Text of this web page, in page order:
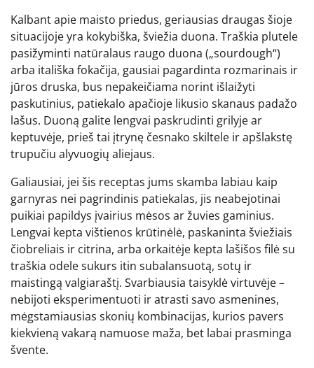
Kalbant apie maisto priedus, geriausias draugas šioje
situacijoje yra kokybiška, šviežia duona. Traškia plutele
pasižyminti natūralaus raugo duona („sourdough“)
arba itališka fokačija, gausiai pagardinta rozmarinais ir
jūros druska, bus nepakeičiama norint išlaižyti
paskutinius, patiekalo apačioje likusio skanaus padažo
lašus. Duoną galite lengvai paskrudinti grilyje ar
keptuvėje, prieš tai įtrynę česnako skiltele ir apšlakstę
trupučiu alyvuogių aliejaus.
Galiausiai, jei šis receptas jums skamba labiau kaip
garnyras nei pagrindinis patiekalas, jis neabejotinai
puikiai papildys įvairius mėsos ar žuvies gaminius.
Lengvai kepta vištienos krūtinėlė, paskaninta šviežiais
čiobreliais ir citrina, arba orkaitėje kepta lašišos filė su
traškia odele sukurs itin subalansuotą, sotų ir
maistingą valgiaraštį. Svarbiausia taisyklė virtuvėje –
nebijoti eksperimentuoti ir atrasti savo asmenines,
mėgstamiausias skonių kombinacijas, kurios pavers
kiekvieną vakarą namuose maža, bet labai prasminga
švente.